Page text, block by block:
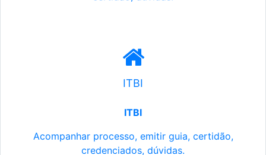
ITBI
ITBI
Acompanhar processo, emitir guia, certidão,
credenciados, dúvidas.